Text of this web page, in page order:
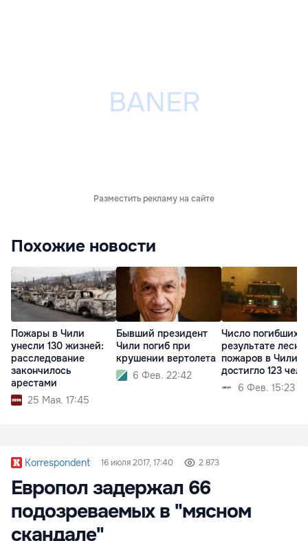
Разместить рекламу на сайте
Похожие новости
Пожары в Чили
унесли 130 жизней:
расследование
закончилось
арестами
25 Мая. 17:45
Бывший президент
Чили погиб при
крушении вертолета
6 Фев. 22:42
Число погибших в
результате
пожаров в Чили
достигло 123
6 Фев. 15:23
Korrespondent 16 июля 2017, 17:40 2 873
Европол задержал 66
подозреваемых в "мясном
скандале"